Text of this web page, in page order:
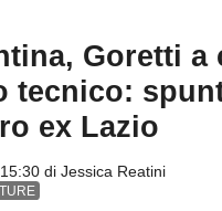
Goretti a
tecnico:
ex Lazio
di Jessica Reatini